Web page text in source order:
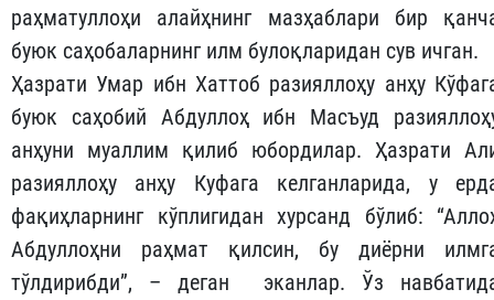
раҳматуллоҳи алайҳнинг мазҳаблари бир
буюк саҳобаларнинг илм булоқларидан сув ичган.
Ҳазрати Умар ибн Хаттоб разияллоҳу анҳу
буюк саҳобий Абдуллоҳ ибн Масъуд
анҳуни муаллим қилиб юбордилар. Ҳазрати
разияллоҳу анҳу Куфага келганларида, у
фақиҳларнинг кўплигидан хурсанд бўлиб:
Абдуллоҳни раҳмат қилсин, бу диёрни
тўлдирибди”, – деган эканлар. Ўз